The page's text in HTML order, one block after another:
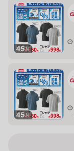
45枚
45枚